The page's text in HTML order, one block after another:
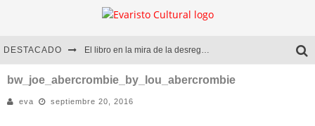
DESTACADO El libro en la mira de la desregulación
Marcelo Rubio | El llovedor
Diego Meret | Hotel Acapulco
bw_joe_abercrombie_by_lou_abercrombie
eva septiembre 20, 2016